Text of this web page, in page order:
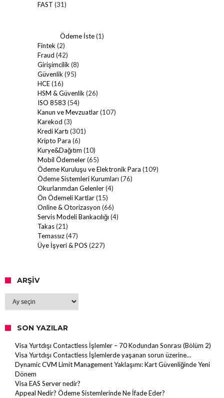
FAST (31)
Ödeme İste(1)
Fintek (2)
Fraud (42)
Girişimcilik (8)
Güvenlik (95)
HCE(16)
HSM & Güvenlik (26)
ISO 8583 (54)
Kanun ve Mevzuatlar(107)
Karekod (3)
Kredi Kartı (301)
Kripto Para (6)
Kurye&Dağıtım (10)
Mobil Ödemeler(65)
Ödeme Kuruluşu ve Elektronik Para (109)
Ödeme Sistemleri Kurumları (76)
Okurlarımdan Gelenler(4)
Ön Ödemeli Kartlar(15)
Online & Otorizasyon (66)
Servis Modeli Bankacılığı (4)
Takas(21)
Temassız(47)
Üye İşyeri & POS (227)
ARŞIV
SON YAZILAR
Visa Yurtdışı Contactless İşlemler – 70 Kodundan Sonrası (Bölüm 2)
Visa Yurtdışı Contactless İşlemlerde yaşanan sorun üzerine…
Dynamic CVM Limit Management Yaklaşımı: Kart Güvenliğinde Yeni
Dönem
Visa EAS Server nedir?
Appeal Nedir? Ödeme Sistemlerinde Ne İfade Eder?